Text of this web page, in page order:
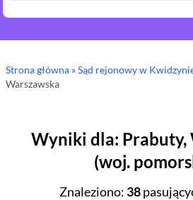
Strona główna »Sąd rejonowyw
Warszawska
Wyniki dla: Prabuty,
(woj.
Znaleziono: 38